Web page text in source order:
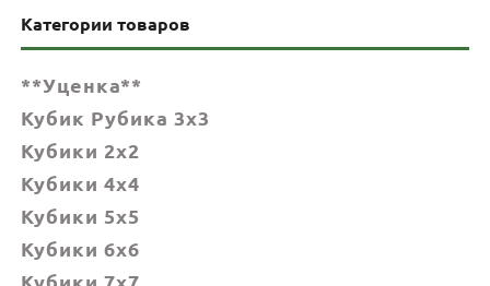
Категории товаров
**Уценка**
Кубик Рубика 3x3
Кубики 2x2
Кубики 4x4
Кубики 5x5
Кубики 6х6
Кубики 7х7